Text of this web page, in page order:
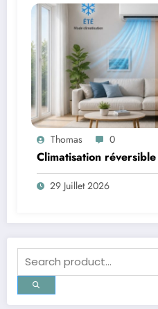
Thomas 0
Climatisation
29 Juillet 2026